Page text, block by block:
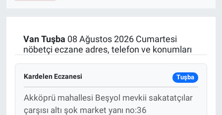
Van Tuşba 08 Ağustos 2026 Cumartesi
nöbetçi eczane adres, telefon ve konumları
Kardelen Eczanesi Tuşba
Akköprü mahallesi Beşyol mevkii sakatatçılar
çarşısı altı şok market yanı no:36
RESMİ İLANLAR